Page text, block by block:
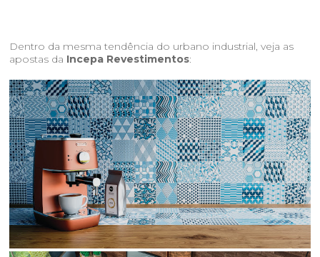
Dentro da mesma tendência do urbano industrial, veja as
apostas da Incepa Revestimentos: